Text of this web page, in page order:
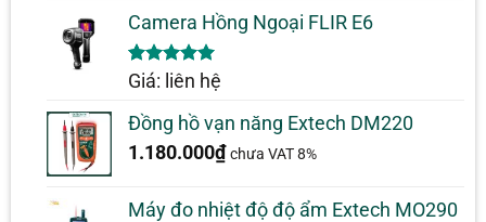
Camera Hồng Ngoại FLIR E6
5.00trên 5
1
đánh giá
Giá: liên hệ
Đồng hồ vạn năng Extech DM220
1.180.000₫ chưa VAT 8%
Máy đo nhiệt độ độ ẩm Extech MO290